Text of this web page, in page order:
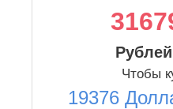
Чтобы
19376